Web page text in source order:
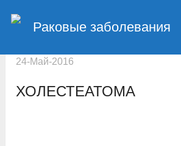
Раковые заболевания
Главная Другие онкозаболевания
24-Май-2016
ХОЛЕСТЕАТОМА